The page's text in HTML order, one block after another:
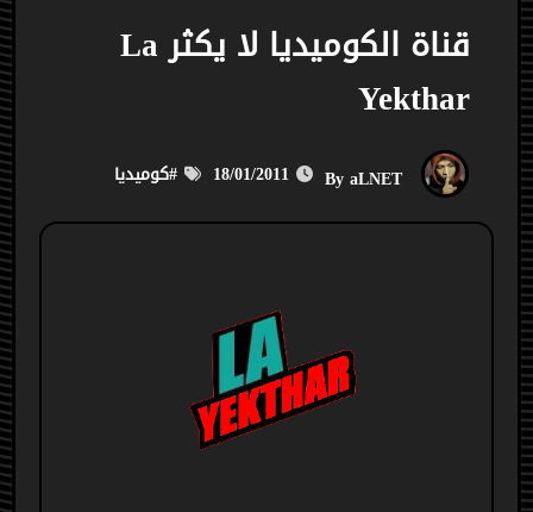
قناة الكوميديا لا يكثر La
Yekthar
aLNET
18/01/2011
#كوميديا